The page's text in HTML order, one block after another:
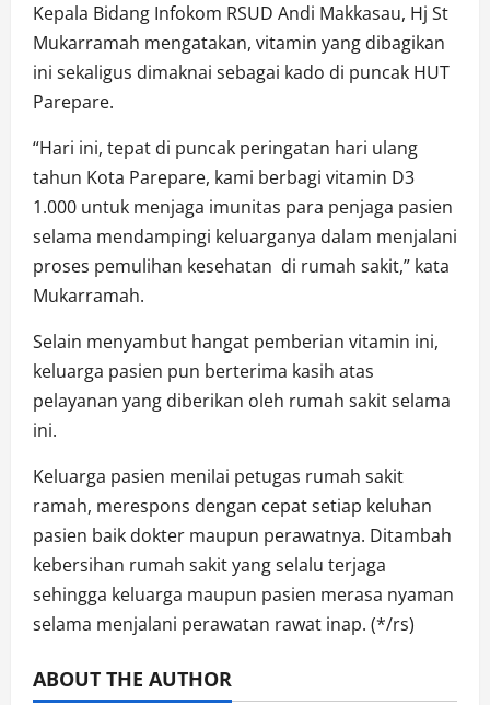
Kepala Bidang Infokom RSUD Andi Makkasau, Hj St
Mukarramah mengatakan, vitamin yang dibagikan
ini sekaligus dimaknai sebagai kado di puncak HUT
Parepare.
“Hari ini, tepat di puncak peringatan hari ulang
tahun Kota Parepare, kami berbagi vitamin D3
1.000 untuk menjaga imunitas para penjaga pasien
selama mendampingi keluarganya dalam menjalani
proses pemulihan kesehatan di rumah sakit,” kata
Mukarramah.
Selain menyambut hangat pemberian vitamin ini,
keluarga pasien pun berterima kasih atas
pelayanan yang diberikan oleh rumah sakit selama
ini.
Keluarga pasien menilai petugas rumah sakit
ramah, merespons dengan cepat setiap keluhan
pasien baik dokter maupun perawatnya. Ditambah
kebersihan rumah sakit yang selalu terjaga
sehingga keluarga maupun pasien merasa nyaman
selama menjalani perawatan rawat inap. (*/rs)
ABOUT THE AUTHOR